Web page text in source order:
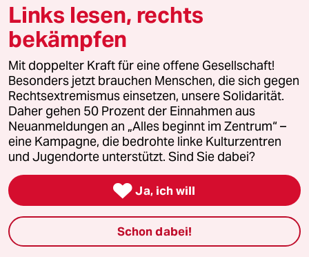
Demnächst
Vor Ort
Live im Stream
Vergangene
taz lab 2027
Mehr taz Lesestoff
Links lesen, rechts
bekämpfen
Mit doppelter Kraft für eine offene Gesellschaft!
Besonders jetzt brauchen Menschen, die sich gegen
Rechtsextremismus einsetzen, unsere Solidarität.
Daher gehen 50 Prozent der Einnahmen aus
Neuanmeldungen an „Alles beginnt im Zentrum“ –
eine Kampagne, die bedrohte linke Kulturzentren
und Jugendorte unterstützt. Sind Sie dabei?
 Ja, ich will
Schon dabei!